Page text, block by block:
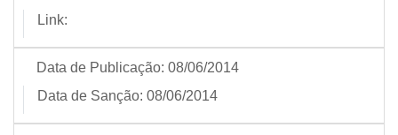
Link:
Data de Publicação: 08/06/2014
Data de Sanção: 08/06/2014